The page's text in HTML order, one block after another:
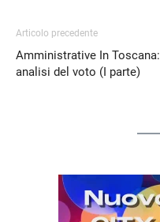
Articolo precedente
Amministrative In Toscana:
analisi del voto (I parte)